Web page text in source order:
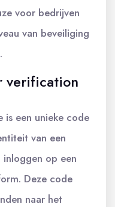
voor bedrijven
van beveiliging
verification
is een unieke code
van een
op een
Deze code
naar het